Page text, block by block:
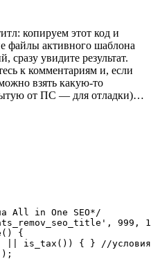
копируем этот код и
файлы активного шаблона
сразу увидите результат.
к комментариям и, если
взять какую-то
от ПС — для отладки)…
All in One SEO*/
999,
{
is_tax()) { } //условия